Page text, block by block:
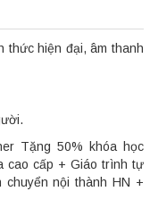
thức hiện đại, âm thanh
Tặng 50% khóa học
cao cấp + Giáo trình tự
nội thành HN +